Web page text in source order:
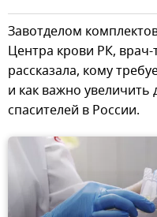
Завотделом
Центра крови РК,
рассказала, кому
и как важно увеличить
спасителей в России.